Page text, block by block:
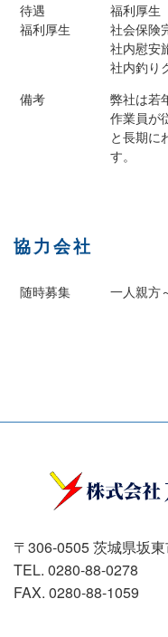
待遇
福利厚生
福利厚生
社会保険
社内慰安
社内釣り
備考
弊社は若
作業員が
と長期に
す。
協力会社
随時募集 一人親方
〒306-0505 茨城県坂
TEL. 0280-88-0278
FAX. 0280-88-1059